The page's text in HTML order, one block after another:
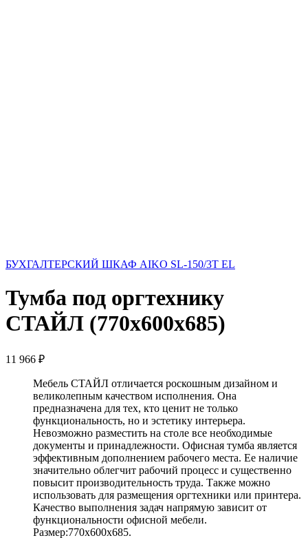
БУХГАЛТЕРСКИЙ ШКАФ AIKO SL-150/3Т EL
Тумба под оргтехнику
СТАЙЛ (770х600х685)
11 966 ₽
Мебель СТАЙЛ отличается роскошным дизайном и
великолепным качеством исполнения. Она
предназначена для тех, кто ценит не только
функциональность, но и эстетику интерьера.
Невозможно разместить на столе все необходимые
документы и принадлежности. Офисная тумба является
эффективным дополнением рабочего места. Ее наличие
значительно облегчит рабочий процесс и существенно
повысит производительность труда. Также можно
использовать для размещения оргтехники или принтера.
Качество выполнения задач напрямую зависит от
функциональности офисной мебели.
Размер:770х600х685.